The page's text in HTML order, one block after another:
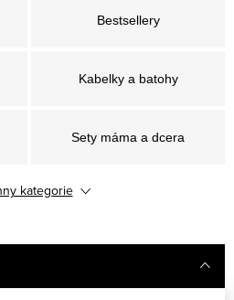
Bestsellery
Kabelky a batohy
Sety máma a dcera
kategorie